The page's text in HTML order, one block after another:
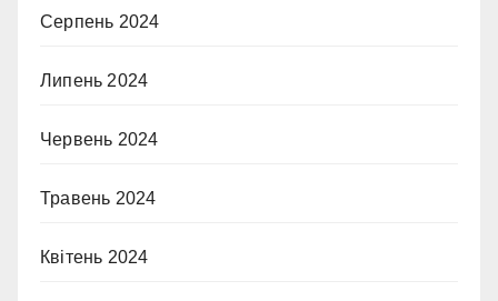
Серпень 2024
Липень 2024
Червень 2024
Травень 2024
Квітень 2024